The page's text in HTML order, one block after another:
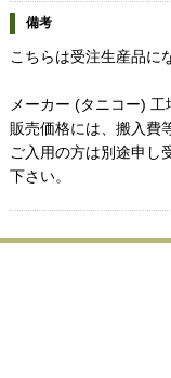
備考
こちらは受注生産品に
メーカー (タニコー) 工
販売価格には、搬入費
ご入用の方は別途申し
下さい。